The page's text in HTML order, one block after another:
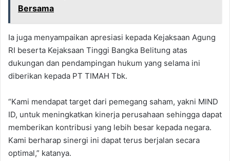
Bersama
Ia juga menyampaikan apresiasi kepada Kejaksaan Agung
RI beserta Kejaksaan Tinggi Bangka Belitung atas
dukungan dan pendampingan hukum yang selama ini
diberikan kepada PT TIMAH Tbk.
“Kami mendapat target dari pemegang saham, yakni MIND
ID, untuk meningkatkan kinerja perusahaan sehingga dapat
memberikan kontribusi yang lebih besar kepada negara.
Kami berharap sinergi ini dapat terus berjalan secara
optimal,” katanya.